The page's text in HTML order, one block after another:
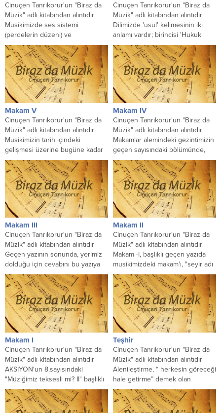
Cinuçen Tanrıkorur'un "Biraz da
Müzik" adlı kitabından alıntıdır
Musikimizde ses sistemi
(perdelerin düzeni) ve
makamlardan sonra en önemli
konu olan usûllerimiz...
Cinuçen Tanrıkorur'un "Biraz da
Müzik" adlı kitabından alıntıdır
Dilimizde 'usul' kelimesinin iki
anlamı vardır; birincisi 'Hukuk
Muhakemeleri Usulu Kanunu',
'usulsuz işlem'...
Makam V
Cinuçen Tanrıkorur'un "Biraz da
Müzik" adlı kitabından alıntıdır
Musikimizin tarih içindeki
gelişmesi üzerine bugüne kadar
verdiğim konferanslarda, banttan
konuyla ilgili müzik...
Makam IV
Cinuçen Tanrıkorur'un "Biraz da
Müzik" adlı kitabından alıntıdır
Makamlar alemindeki gezintimizin
geçen sayısındaki bölümünde,
Nihavend'in melodik havasını
hissetmeğe çalıştık. Arapça
"aşık"...
Makam III
Cinuçen Tanrıkorur'un "Biraz da
Müzik" adlı kitabından alıntıdır
Geçen yazının sonunda, yerimiz
dolduğu için cevabını bu yazıya
bıraktığımız şöyle bir soru...
Makam II
Cinuçen Tanrıkorur'un "Biraz da
Müzik" adlı kitabından alıntıdır
Makam -I, başlıklı geçen yazıda
musikimizdeki makam'ı, "seyir adı
verilen belli giriş, gelişme...
Makam I
Cinuçen Tanrıkorur'un "Biraz da
Müzik" adlı kitabından alıntıdır
AKSİYON'un 8.sayısındaki
"Müziğimiz teksesli mi? II" başlıklı
yazımın altına bir not düşmüş,
okuyucularımızın...
Teşhir
Cinuçen Tanrıkorur'un "Biraz da
Müzik" adlı kitabından alıntıdır
Alenileştirme, “ herkesin göreceği
hale getirme” demek olan
“teşhir”e, ticari alanda meşru
olduğu...